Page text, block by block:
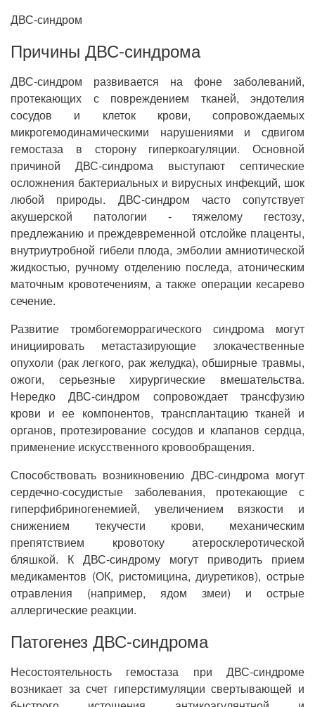
ДВС-синдром
Причины ДВС-синдрома
ДВС-синдром развивается на фоне заболеваний,
протекающих с повреждением тканей, эндотелия
сосудов и клеток крови, сопровождаемых
микрогемодинамическими нарушениями и сдвигом
гемостаза в сторону гиперкоагуляции. Основной
причиной ДВС-синдрома выступают септические
осложнения бактериальных и вирусных инфекций, шок
любой природы. ДВС-синдром часто сопутствует
акушерской патологии - тяжелому гестозу,
предлежанию и преждевременной отслойке плаценты,
внутриутробной гибели плода, эмболии амниотической
жидкостью, ручному отделению последа, атоническим
маточным кровотечениям, а также операции кесарево
сечение.
Развитие тромбогеморрагического синдрома могут
инициировать метастазирующие злокачественные
опухоли (рак легкого, рак желудка), обширные травмы,
ожоги, серьезные хирургические вмешательства.
Нередко ДВС-синдром сопровождает трансфузию
крови и ее компонентов, трансплантацию тканей и
органов, протезирование сосудов и клапанов сердца,
применение искусственного кровообращения.
Способствовать возникновению ДВС-синдрома могут
сердечно-сосудистые заболевания, протекающие с
гиперфибриногенемией, увеличением вязкости и
снижением текучести крови, механическим
препятствием кровотоку атеросклеротической
бляшкой. К ДВС-синдрому могут приводить прием
медикаментов (ОК, ристомицина, диуретиков), острые
отравления (например, ядом змеи) и острые
аллергические реакции.
Патогенез ДВС-синдрома
Несостоятельность гемостаза при ДВС-синдроме
возникает за счет гиперстимуляции свертывающей и